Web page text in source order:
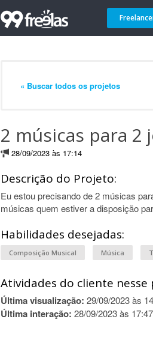
« Buscar todos os projetos
2 músicas para 2
28/09/2023 às 17:14
Descrição do Projeto:
Eu estou precisando de 2 músicas
músicas quem estiver a disposição
Habilidades desejadas:
Composição Musical Música
Atividades do cliente nesse
Última visualização: 29/09/2023 às
Última interação: 28/09/2023 às 17:47